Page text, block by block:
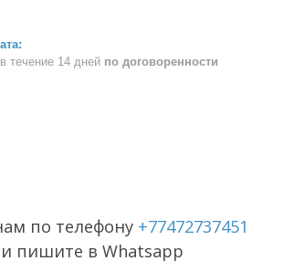
течение 14 дней по договоренности
по телефону +77472737451
пишите в Whatsapp